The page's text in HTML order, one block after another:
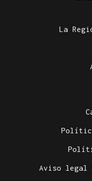
La
Aviso legal